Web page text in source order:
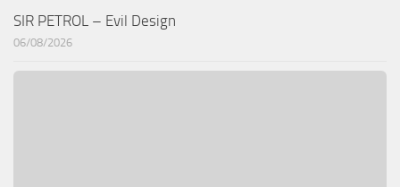
SIR PETROL – Evil Design
06/08/2026